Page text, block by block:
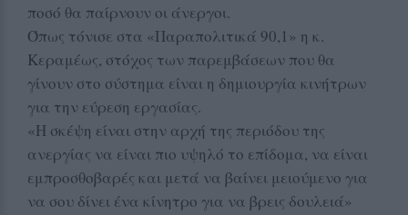
ποσό θα παίρνουν οι άνεργοι.
Όπως τόνισε στα «Παραπολιτικά 90,1» η κ.
Κεραμέως, στόχος των παρεμβάσεων που θα
γίνουν στο σύστημα είναι η δημιουργία κινήτρων
για την εύρεση εργασίας.
«Η σκέψη είναι στην αρχή της περιόδου της
ανεργίας να είναι πιο υψηλό το επίδομα, να είναι
εμπροσθοβαρές και μετά να βαίνει μειούμενο για
να σου δίνει ένα κίνητρο για να βρεις δουλειά»